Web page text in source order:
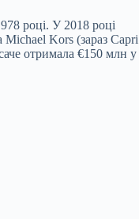
році. У 2018 році
Kors (зараз Capri
отримала €150 млн у